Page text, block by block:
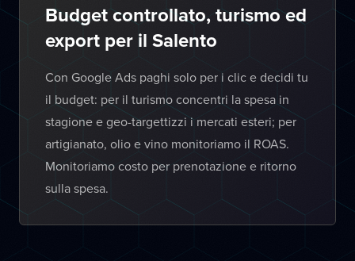
Budget controllato, turismo ed
export per il Salento
Con Google Ads paghi solo per i clic e decidi tu
il budget: per il turismo concentri la spesa in
stagione e geo-targettizzi i mercati esteri; per
artigianato, olio e vino monitoriamo il ROAS.
Monitoriamo costo per prenotazione e ritorno
sulla spesa.